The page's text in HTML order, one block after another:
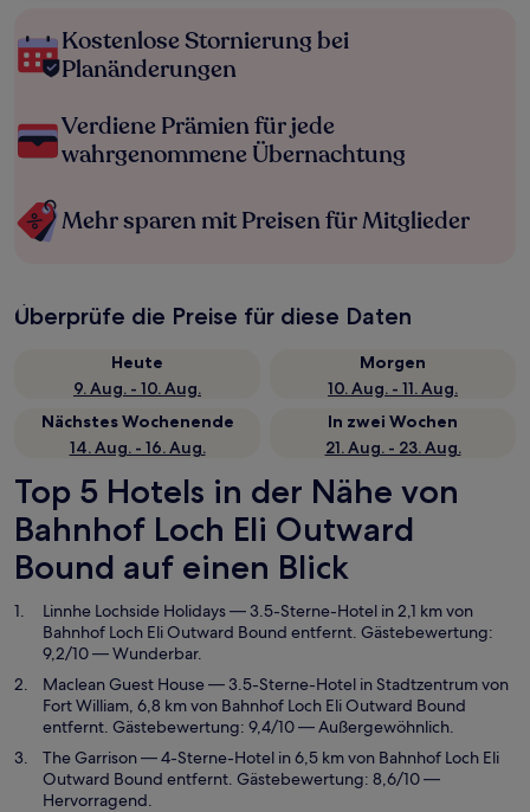
Kostenlose Stornierung bei
Planänderungen
Verdiene Prämien für jede
wahrgenommene Übernachtung
Mehr sparen mit Preisen für Mitglieder
Überprüfe die Preise für diese Daten
Heute
9. Aug. - 10. Aug.
Morgen
10. Aug. - 11. Aug.
Nächstes Wochenende
14. Aug. - 16. Aug.
In zwei Wochen
21. Aug. - 23. Aug.
Top 5 Hotels in der Nähe von
Bahnhof Loch Eli Outward
Bound auf einen Blick
Linnhe Lochside Holidays— 3.5-Sterne-Hotel in 2,1 km von
Bahnhof Loch Eli Outward Bound entfernt. Gästebewertung:
9,2/10 — Wunderbar.
Maclean Guest House— 3.5-Sterne-Hotel in Stadtzentrum von
Fort William, 6,8 km von Bahnhof Loch Eli Outward Bound
entfernt. Gästebewertung: 9,4/10 — Außergewöhnlich.
The Garrison— 4-Sterne-Hotel in 6,5 km von Bahnhof Loch Eli
Outward Bound entfernt. Gästebewertung: 8,6/10 —
Hervorragend.